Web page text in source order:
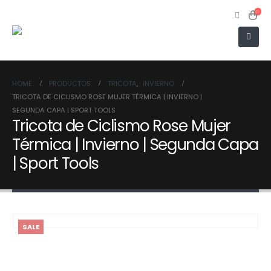
HOME PRODUCTOS TRICOTA, INVIERNO
TRICOTA DE CICLISMO ROSE MUJER TÉRMICA | INVIERNO |
SEGUNDA CAPA | SPORT TOOLS
Tricota de Ciclismo Rose Mujer
Térmica | Invierno | Segunda Capa
| Sport Tools
SALE